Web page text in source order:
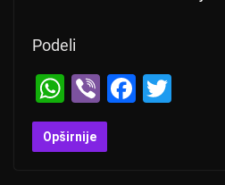
Podeli
W
h
at
Vi
b
er
F
Opširnije